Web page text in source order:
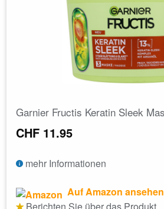
Garnier Fructis Keratin Sleek
CHF 11.95
mehr Informationen
Auf Amazon ansehen
Berichten Sie über das Produkt